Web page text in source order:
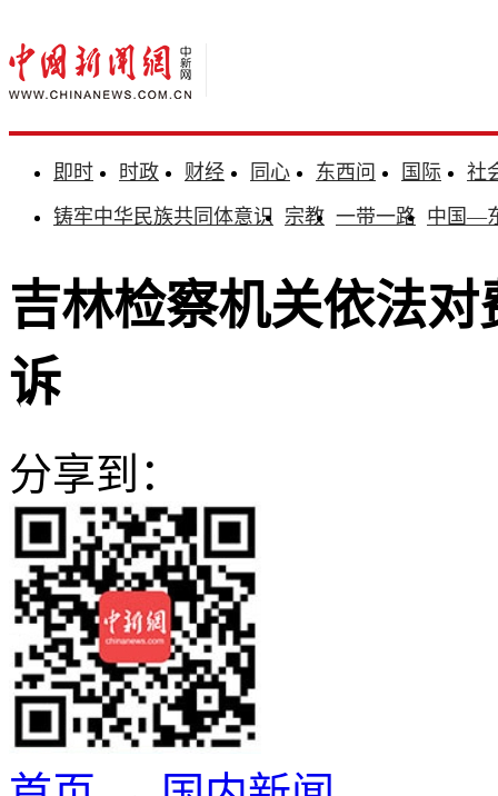
即时 时政 财经 同心 东西问 国际
社
铸牢中华民族共同体意识 宗教 一带一路 中国—
吉林检察机关依法
诉
分享到：